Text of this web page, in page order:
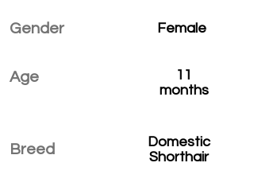
Gender
Age
Breed
Female
11
months
Domestic
Shorthair